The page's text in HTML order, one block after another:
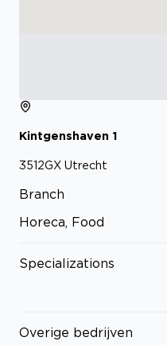
Kintgenshaven 1
3512GX Utrecht
Branch
Horeca, Food
Specializations
Overige bedrijven